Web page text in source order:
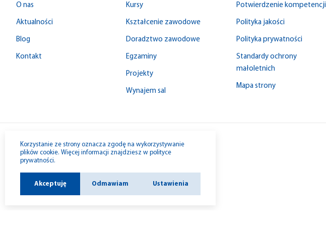
Korzystanie ze strony oznacza zgodę na wykorzystywanie
plików cookie. Więcej informacji znajdziesz w polityce
prywatności.
Akceptuję Odmawiam Ustawienia
O nas
Aktualności
Blog
Kontakt
Kursy
Kształcenie zawodowe
Doradztwo zawodowe
Egzaminy
Projekty
Wynajem sal
Potwierdzenie kompetencji
Polityka jakości
Polityka prywatności
Standardy ochrony
małoletnich
Mapa strony
© 1992-2026 W-M ZDZ